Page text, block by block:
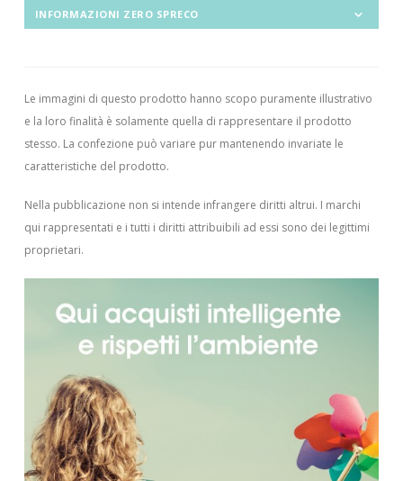
INFORMAZIONI ZERO SPRECO
Le immagini di questo prodotto hanno scopo puramente illustrativo
e la loro finalità è solamente quella di rappresentare il prodotto
stesso. La confezione può variare pur mantenendo invariate le
caratteristiche del prodotto.
Nella pubblicazione non si intende infrangere diritti altrui. I marchi
qui rappresentati e i tutti i diritti attribuibili ad essi sono dei legittimi
proprietari.